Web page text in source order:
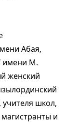
Абая,
имени М.
женский
учителя школ,
и